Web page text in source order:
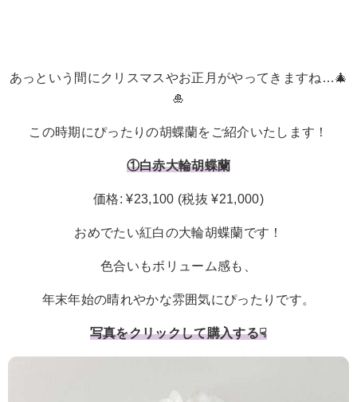
あっという間にクリスマスやお正月がやってきますね…🎄
🎍
この時期にぴったりの胡蝶蘭をご紹介いたします！
①白赤大輪胡蝶蘭
価格: ¥23,100 (税抜 ¥21,000)
おめでたい紅白の大輪胡蝶蘭です！
色合いもボリューム感も、
年末年始の晴れやかな雰囲気にぴったりです。
写真をクリックして購入する☟